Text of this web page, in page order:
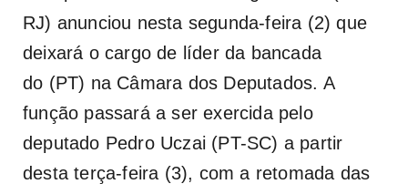
RJ) anunciou nesta segunda-feira (2) que
deixará o cargo de líder da bancada
do (PT) na Câmara dos Deputados. A
função passará a ser exercida pelo
deputado Pedro Uczai (PT-SC) a partir
desta terça-feira (3), com a retomada das